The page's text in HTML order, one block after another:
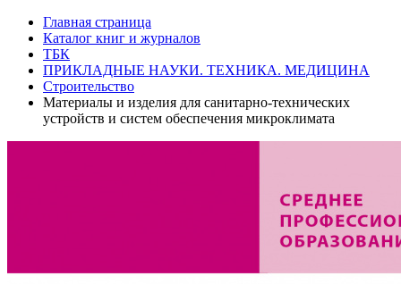
Главная страница
Каталог книг и журналов
ТБК
ПРИКЛАДНЫЕ НАУКИ. ТЕХНИКА. МЕДИЦИНА
Строительство
Материалы и изделия для санитарно-технических
устройств и систем обеспечения микроклимата